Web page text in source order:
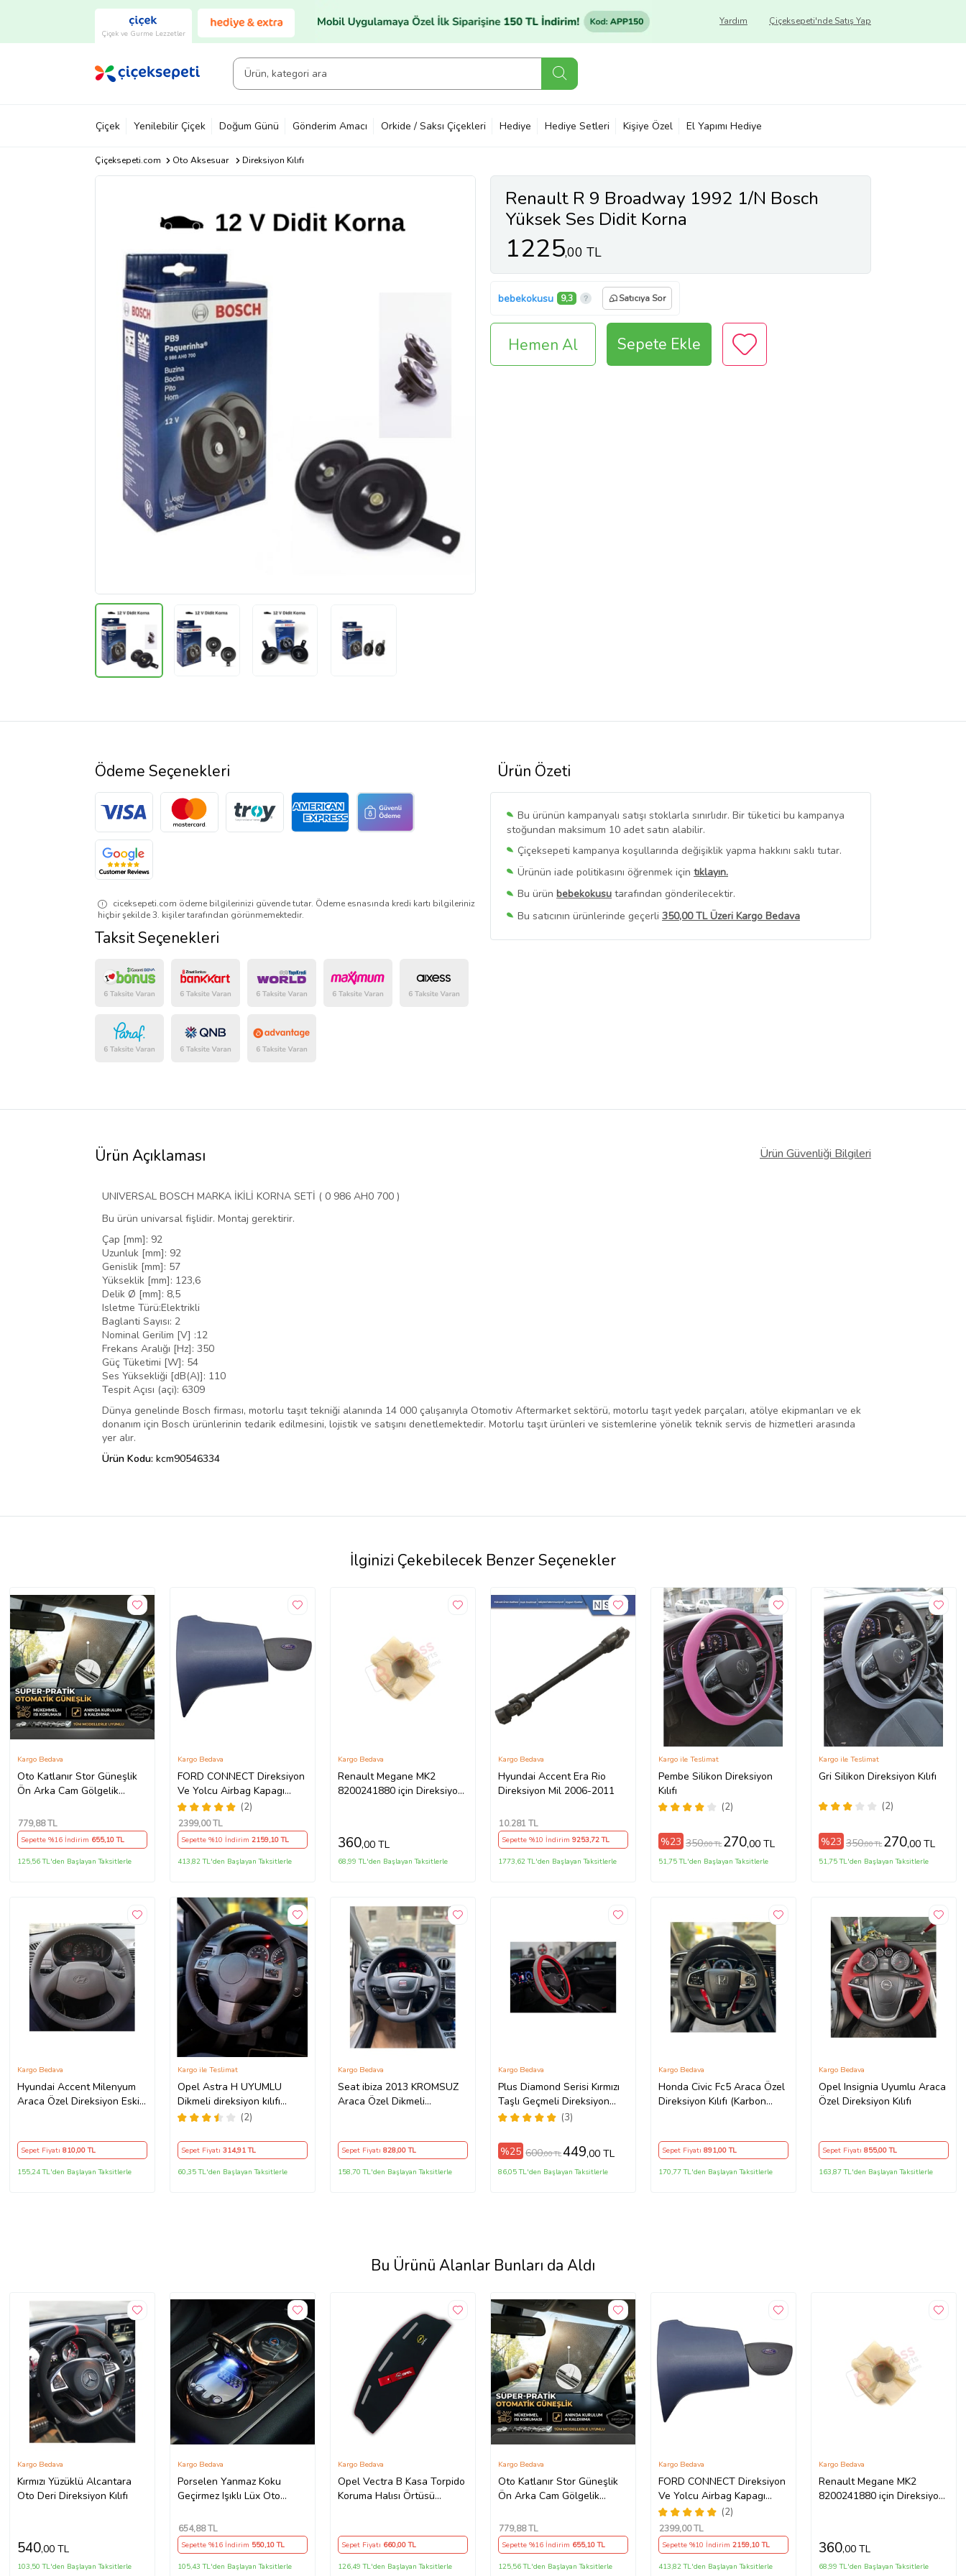
Çiçek ve Gurme Lezzetler
Çiçeksepeti'nde Satış Yap
Yardım
Çiçek Yenilebilir Çiçek Doğum Günü Gönderim Amacı Orkide / Saksı Çiçekleri Hediye Hediye Setleri Kişiye Özel El Yapımı Hediye
Çiçeksepeti.com Oto Aksesuar Direksiyon Kılıfı
Renault R 9 Broadway 1992 1/N Bosch
Yüksek Ses Didit Korna
1225,00 TL
bebekokusu 9,3 Satıcıya Sor
Hemen Al Sepete Ekle
Ürün Özeti
Bu ürünün kampanyalı satışı stoklarla sınırlıdır. Bir tüketici bu kampanya
stoğundan maksimum 10 adet satın alabilir.
Çiçeksepeti kampanya koşullarında değişiklik yapma hakkını saklı tutar.
Ürünün iade politikasını öğrenmek için tıklayın.
Bu ürün bebekokusu tarafından gönderilecektir.
Bu satıcının ürünlerinde geçerli 350,00 TL Üzeri Kargo Bedava
Bu SatıcınınTüm Ürünlerini Görüntüle
Ödeme Seçenekleri
ciceksepeti.com ödeme bilgilerinizi güvende tutar. Ödeme esnasında kredi kartı bilgileriniz
hiçbir şekilde 3. kişiler tarafından görünmemektedir.
Taksit Seçenekleri
Ürün Açıklaması Ürün Güvenliği Bilgileri
UNIVERSAL BOSCH MARKA İKİLİ KORNA SETİ ( 0 986 AH0 700 )
Bu ürün univarsal fişlidir. Montaj gerektirir.
Çap [mm]: 92
Uzunluk [mm]: 92
Genislik [mm]: 57
Yükseklik [mm]: 123,6
Delik Ø [mm]: 8,5
Isletme Türü:Elektrikli
Baglanti Sayısı: 2
Nominal Gerilim [V] :12
Frekans Aralığı [Hz]: 350
Güç Tüketimi [W]: 54
Ses Yüksekliği [dB(A)]: 110
Tespit Açısı (açi): 6309
Dünya genelinde Bosch firması, motorlu taşıt tekniği alanında 14 000 çalışanıyla Otomotiv Aftermarket sektörü, motorlu taşıt yedek parçaları, atölye ekipmanları ve ek
donanım için Bosch ürünlerinin tedarik edilmesini, lojistik ve satışını denetlemektedir. Motorlu taşıt ürünleri ve sistemlerine yönelik teknik servis de hizmetleri arasında
yer alır.
Ürün Kodu: kcm90546334
İlginizi Çekebilecek Benzer Seçenekler
Oto Katlanır Stor Güneşlik
Ön Arka Cam Gölgelik
Güneş Koruyucu Araba Suv
Kargo Bedava
779,88 TL
Sepette %16 İndirim 655,10 TL
125,56 TL'den Başlayan Taksitlerle
FORD CONNECT Direksiyon
Ve Yolcu Airbag Kapagı
Takım (2009-2014) İthal
Üretim
(2)
Kargo Bedava
2399,00 TL
Sepette %10 İndirim 2159,10 TL
413,82 TL'den Başlayan Taksitlerle
Renault Megane MK2
8200241880 için Direksiyon
Kargo Bedava
360,00 TL
68,99 TL'den Başlayan Taksitlerle
Hyundai Accent Era Rio
Direksiyon Mil 2006-2011
Kargo Bedava
10.281TL
Sepette %10 İndirim 9253,72 TL
1773,62 TL'den Başlayan Taksitlerle
Pembe Silikon Direksiyon
Kılıfı
(2)
Kargo ile Teslimat
%23 350,00 TL 270,00 TL
51,75 TL'den Başlayan Taksitlerle
Gri Silikon Direksiyon Kılıfı
(2)
Kargo ile Teslimat
%23 350,00 TL 270,00 TL
51,75 TL'den Başlayan Taksitlerle
Hyundai Accent Milenyum
Araca Özel Direksiyon Eski
Kargo Bedava
Sepet Fiyatı 810,00 TL
155,24 TL'den Başlayan Taksitlerle
Opel Astra H UYUMLU
Dikmeli direksiyon kılıfı
noktalı alkantra gri yüzüklü (
(2)
Kargo ile Teslimat
Sepet Fiyatı 314,91 TL
60,35 TL'den Başlayan Taksitlerle
Seat ibiza 2013 KROMSUZ
Araca Özel Dikmeli
Kargo Bedava
Sepet Fiyatı 828,00 TL
158,70 TL'den Başlayan Taksitlerle
Plus Diamond Serisi Kırmızı
Taşlı Geçmeli Direksiyon
Kılıfı
(3)
Kargo Bedava
%25 600,00 TL449,00 TL
86,05 TL'den Başlayan Taksitlerle
Honda Civic Fc5 Araca Özel
Direksiyon Kılıfı (Karbon
Kargo Bedava
Sepet Fiyatı891,00 TL
170,77 TL'den Başlayan Taksitlerle
Opel Insignia Uyumlu Araca
Özel Direksiyon Kılıfı
Kargo Bedava
Sepet Fiyatı855,00 TL
163,87 TL'den Başlayan Taksitlerle
Bu Ürünü Alanlar Bunları da Aldı
Kırmızı Yüzüklü Alcantara
Oto Deri Direksiyon Kılıfı
Kargo Bedava
540,00 TL
103,50 TL'den Başlayan Taksitlerle
Porselen Yanmaz Koku
Geçirmez Işıklı Lüx Oto
Spor Araç İçi Küllük Gold
Kargo Bedava
654,88 TL
Sepette %16 İndirim 550,10 TL
105,43 TL'den Başlayan Taksitlerle
Opel Vectra B Kasa Torpido
Koruma Halısı Örtüsü
Kargo Bedava
Sepet Fiyatı 660,00 TL
126,49 TL'den Başlayan Taksitlerle
Oto Katlanır Stor Güneşlik
Ön Arka Cam Gölgelik
Güneş Koruyucu Araba Suv
Kargo Bedava
779,88 TL
Sepette %16 İndirim 655,10 TL
125,56 TL'den Başlayan Taksitlerle
FORD CONNECT Direksiyon
Ve Yolcu Airbag Kapagı
Takım (2009-2014) İthal
Üretim
(2)
Kargo Bedava
2399,00 TL
Sepette %10 İndirim2159,10 TL
413,82 TL'den Başlayan Taksitlerle
Renault Megane MK2
8200241880 için Direksiyon
Kargo Bedava
360,00 TL
68,99 TL'den Başlayan Taksitlerle